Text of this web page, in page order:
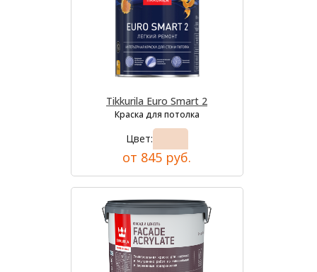
Tikkurila Euro Smart 2
Краска для потолка
Цвет:
от 845 руб.